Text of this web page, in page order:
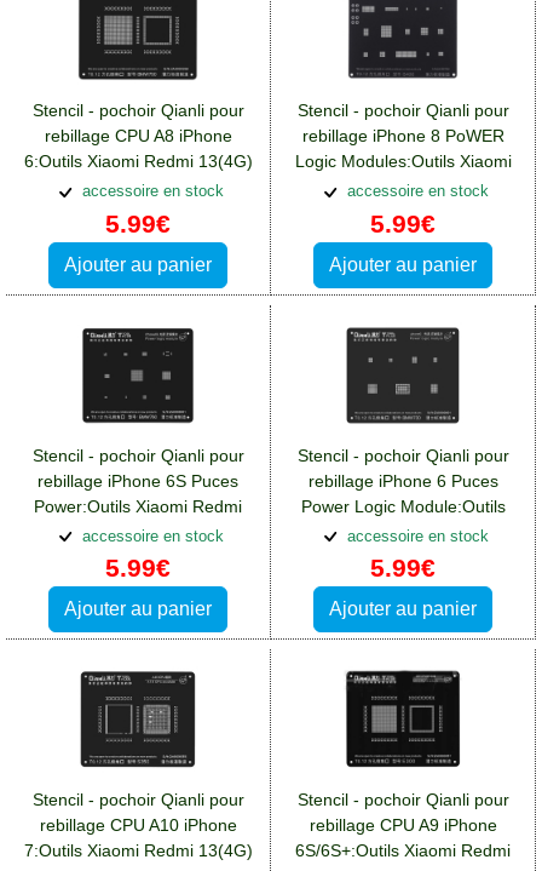
Stencil - pochoir Qianli pour
rebillage CPU A8 iPhone
6:Outils Xiaomi Redmi 13(4G)
accessoire en stock
5.99€
Ajouter au panier
Stencil - pochoir Qianli pour
rebillage iPhone 8 PoWER
Logic Modules:Outils Xiaomi
Redmi 13(4G)
accessoire en stock
5.99€
Ajouter au panier
Stencil - pochoir Qianli pour
rebillage iPhone 6S Puces
Power:Outils Xiaomi Redmi
13(4G)
accessoire en stock
5.99€
Ajouter au panier
Stencil - pochoir Qianli pour
rebillage iPhone 6 Puces
Power Logic Module:Outils
Xiaomi Redmi 13(4G)
accessoire en stock
5.99€
Ajouter au panier
Stencil - pochoir Qianli pour
rebillage CPU A10 iPhone
7:Outils Xiaomi Redmi 13(4G)
Stencil - pochoir Qianli pour
rebillage CPU A9 iPhone
6S/6S+:Outils Xiaomi Redmi